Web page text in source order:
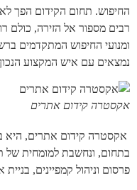
החיפוש. תחום הקידום הפך
רבים מספור אל הזירה, כולם
ומנועי החיפוש המתקדמים
נמצאים עם איש המקצוע
אקסטרה קידום אתרים
אקסטרה קידום אתרים, היא
בתחום, ונחשבת למומחית של
פרסום וניהול קמפיינים,